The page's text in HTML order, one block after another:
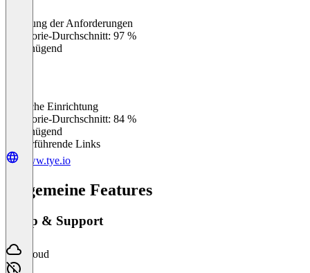
Erfüllung der Anforderungen
Kategorie-Durchschnitt: 97 %
Ungenügend
Einfache Einrichtung
Kategorie-Durchschnitt: 84 %
Ungenügend
Weiterführende Links
www.tye.io
Allgemeine Features
Setup & Support
Cloud